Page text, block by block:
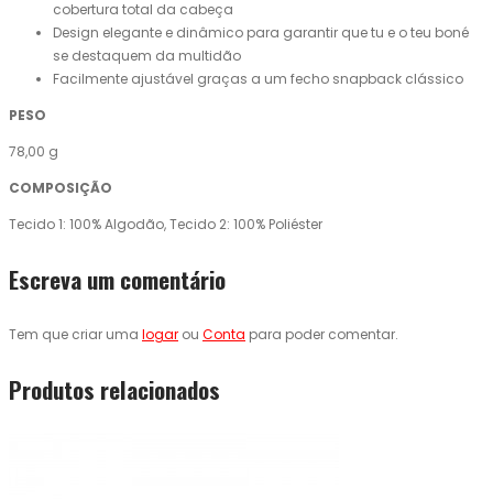
cobertura total da cabeça
Design elegante e dinâmico para garantir que tu e o teu boné
se destaquem da multidão
Facilmente ajustável graças a um fecho snapback clássico
PESO
78,00 g
COMPOSIÇÃO
Tecido 1: 100% Algodão, Tecido 2: 100% Poliéster
Escreva um comentário
Tem que criar uma logar ou Conta para poder comentar.
Produtos relacionados